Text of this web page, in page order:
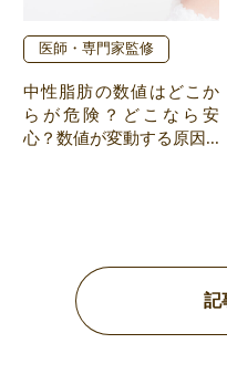
医師・専門家監修
中性脂肪の数値はどこか
らが危険？どこなら安
心？数値が変動する原因...
記